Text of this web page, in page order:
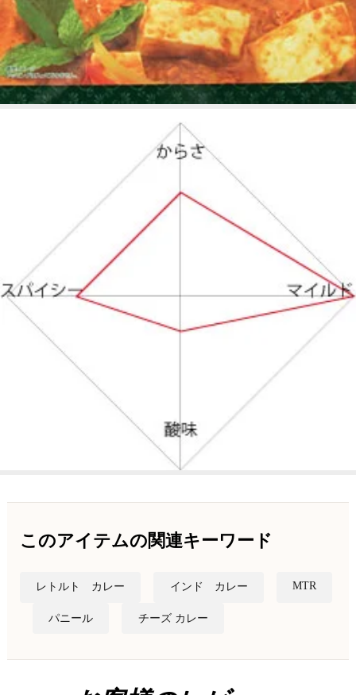
このアイテムの関連キーワード
レトルト カレー インド カレー MTR
パニール チーズ カレー